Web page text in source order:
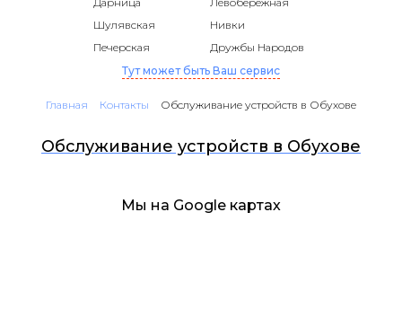
Шулявская
Нивки
Печерская
Дружбы Народов
Тут может быть Ваш сервис
Главная Контакты Обслуживание устройств в Обухове
Обслуживание устройств в Обухове
Мы на Google картах